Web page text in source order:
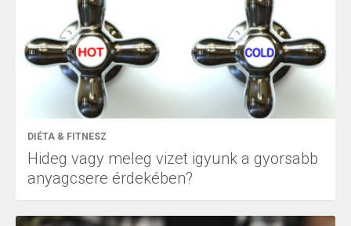
DIÉTA & FITNESZ
Hideg vagy meleg vizet igyunk a gyorsabb
anyagcsere érdekében?